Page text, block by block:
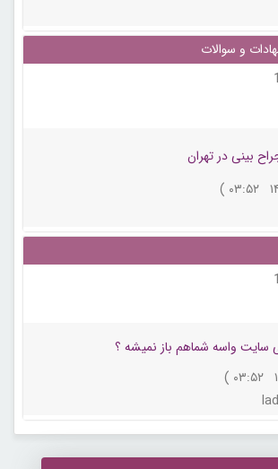
و سوالات
بینی در تهران
سایت واسه شماهم باز نمیشه ؟